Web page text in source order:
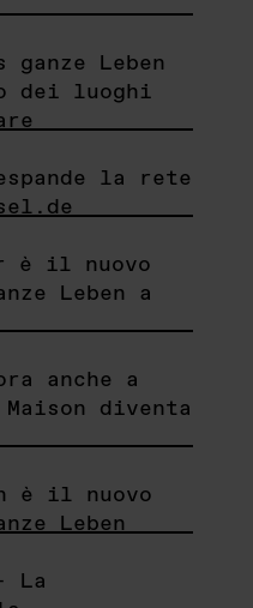
ganze Leben
dei luoghi
la rete
è il nuovo
Leben a
anche a
diventa
è il nuovo
Leben
La